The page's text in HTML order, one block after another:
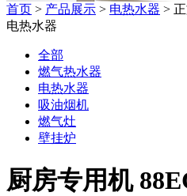
首页 > 产品展示 > 电热水器 >
电热水器
全部
燃气热水器
电热水器
吸油烟机
燃气灶
壁挂炉
厨房专用机